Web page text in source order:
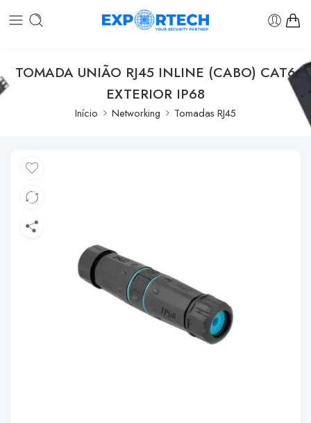
TOMADA UNIÃO RJ45 INLINE (CABO) CAT6
EXTERIOR IP68
Início Networking Tomadas RJ45